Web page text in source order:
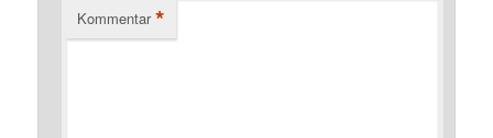
Kommentar *